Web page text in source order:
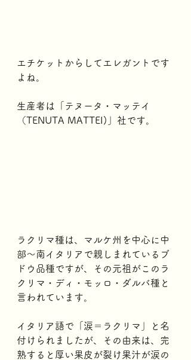
エチケットからしてエレガントです
よね。
生産者は「テヌータ・マッテイ
（TENUTA MATTEI)」社です。
ラクリマ種は、マルケ州を中心に中
部～南イタリアで親しまれているブ
ドウ品種ですが、その元祖がこのラ
クリマ・ディ・モッロ・ダルバ種と
言われています。
イタリア語で「涙＝ラクリマ」と名
付けられましたが、その由来は、完
熟すると厚い果皮が裂け果汁が涙の